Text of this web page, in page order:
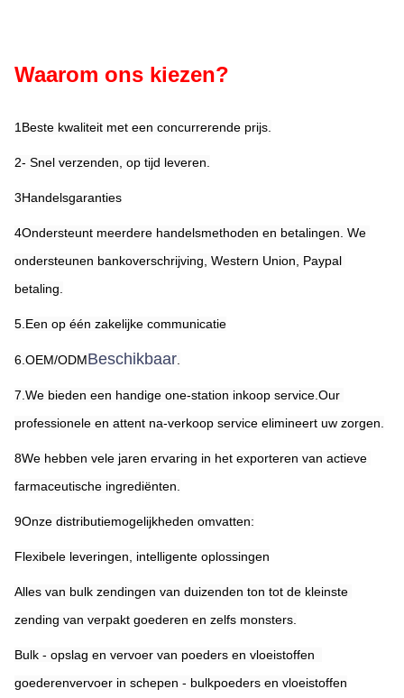
Waarom ons kiezen?
1Beste kwaliteit met een concurrerende prijs.
2- Snel verzenden, op tijd leveren.
3Handelsgaranties
4Ondersteunt meerdere handelsmethoden en betalingen. We
ondersteunen bankoverschrijving, Western Union, Paypal
betaling.
5.Een op één zakelijke communicatie
6.OEM/ODMBeschikbaar
7.We bieden een handige one-station inkoop service.Our
professionele en attent na-verkoop service elimineert uw zorgen.
8We hebben vele jaren ervaring in het exporteren van actieve
farmaceutische ingrediënten.
9Onze distributiemogelijkheden omvatten:
Flexibele leveringen, intelligente oplossingen
Alles van bulk zendingen van duizenden ton tot de kleinste
zending van verpakt goederen en zelfs monsters.
Bulk - opslag en vervoer van poeders en vloeistoffen ️
goederenvervoer in schepen - bulkpoeders en vloeistoffen